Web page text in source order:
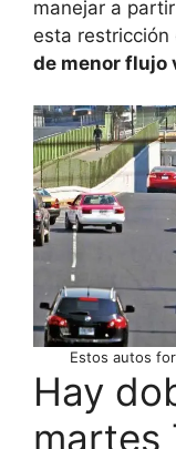
manejar a
esta restricción
de menor flujo
Estos autos
Hay
martes